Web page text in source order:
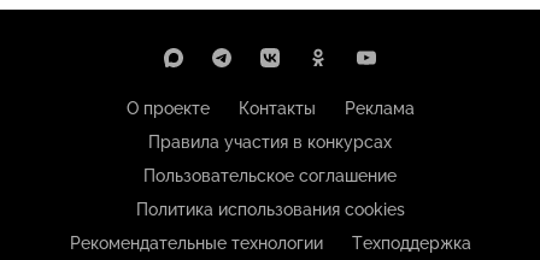
О проекте Контакты
Реклама
Правила участия в конкурсах
Пользовательское соглашение
Политика использования cookies
Рекомендательные технологии
Техподдержка